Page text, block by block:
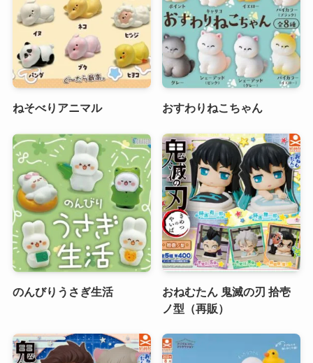
ねそべりアニマル おすわりねこちゃん
のんびりうさぎ生活
おねむたん 鬼滅の刃 拾壱
ノ型（再販）